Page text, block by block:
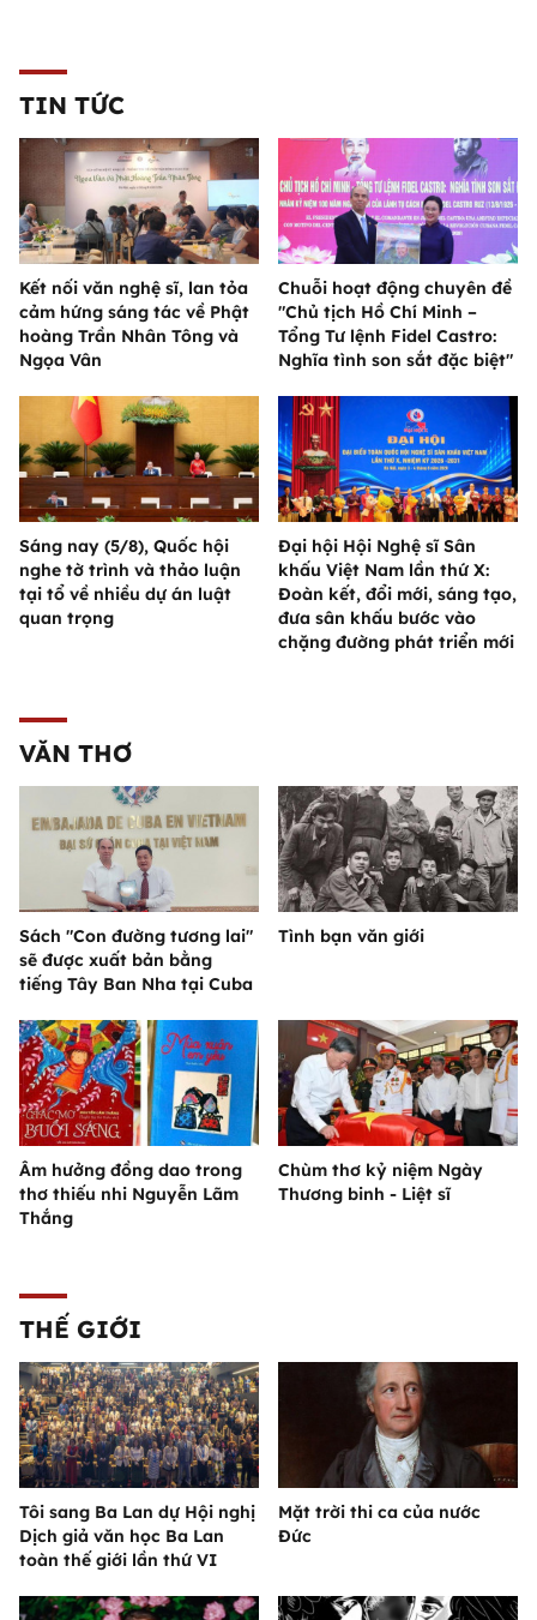
TIN TỨC
Kết nối văn nghệ sĩ, lan tỏa
cảm hứng sáng tác về Phật
hoàng Trần Nhân Tông và
Ngọa Vân
Chuỗi hoạt động chuyên đề
"Chủ tịch Hồ Chí Minh –
Tổng Tư lệnh Fidel Castro:
Nghĩa tình son sắt đặc biệt"
Sáng nay (5/8), Quốc hội
nghe tờ trình và thảo luận
tại tổ về nhiều dự án luật
quan trọng
Đại hội Hội Nghệ sĩ Sân
khấu Việt Nam lần thứ X:
Đoàn kết, đổi mới, sáng tạo,
đưa sân khấu bước vào
chặng đường phát triển mới
VĂN THƠ
Sách "Con đường tương lai"
sẽ được xuất bản bằng
tiếng Tây Ban Nha tại Cuba
Tình bạn văn giới
Âm hưởng đồng dao trong
thơ thiếu nhi Nguyễn Lãm
Thắng
Chùm thơ kỷ niệm Ngày
Thương binh - Liệt sĩ
THẾ GIỚI
Tôi sang Ba Lan dự Hội nghị
Dịch giả văn học Ba Lan
toàn thế giới lần thứ VI
Mặt trời thi ca của nước
Đức